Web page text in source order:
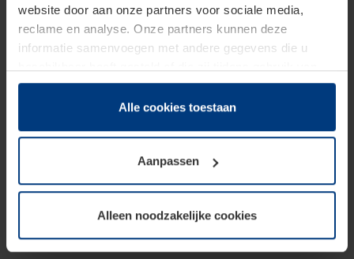
website door aan onze partners voor sociale media,
reclame en analyse. Onze partners kunnen deze
informatie samenvoegen met andere gegevens die u
hun diensten hebben verzameld.
Juridisch hebben wij het recht om cookies op uw
van deze pagina's absoluut vereist is. Voor alle andere
soorten cookies is uw toestemming benodigd. Uw
toestemming kunt u op elk moment bij de uitleg van de
wijzigen of herroepen.
Alle cookies toestaan
Aanpassen
Alleen noodzakelijke cookies